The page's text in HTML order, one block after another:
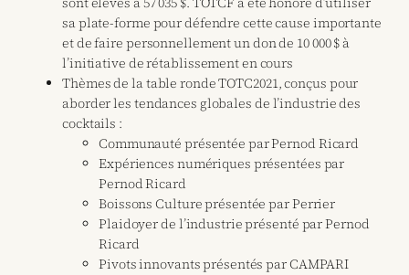
sa plate-forme pour défendre cette cause importante
et de faire personnellement un don de 10 000 $ à
l’initiative de rétablissement en cours
Thèmes de la table ronde TOTC2021, conçus pour
aborder les tendances globales de l’industrie des
cocktails :
Communauté présentée par Pernod Ricard
Expériences numériques présentées par
Pernod Ricard
Boissons Culture présentée par Perrier
Plaidoyer de l’industrie présenté par Pernod
Ricard
Pivots innovants présentés par CAMPARI